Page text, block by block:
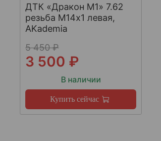
ДТК «Дракон М1» 7.62
резьба М14х1 левая,
AKademia
5 450 ₽
3 500 ₽
В наличии
Купить сейчас